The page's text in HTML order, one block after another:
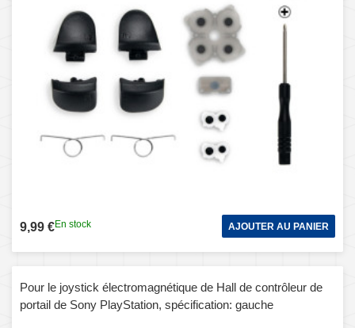
9,99 €En stock AJOUTER AU PANIER
Pour le joystick électromagnétique de Hall de contrôleur de
portail de Sony PlayStation, spécification: gauche